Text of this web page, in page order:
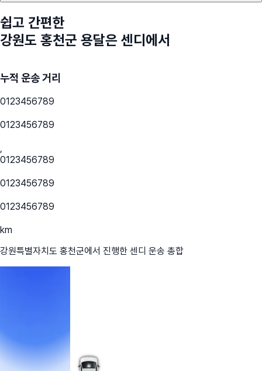
쉽고 간편한
강원도 홍천군 용달은 센디에서
누적 운송 거리
0123456789
0123456789
,
0123456789
0123456789
0123456789
km
강원특별자치도 홍천군에서 진행한 센디 운송 총합